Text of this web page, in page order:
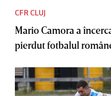
CFR CLUJ
Mario Camora a
pierdut fotbalul